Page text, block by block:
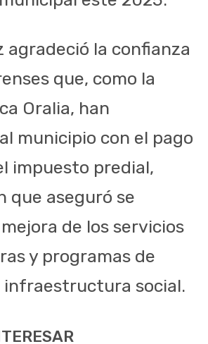
agradeció la confianza
que, como la
Oralia, han
municipio con el pago
impuesto predial,
que aseguró se
de los servicios
y programas de
infraestructura social.